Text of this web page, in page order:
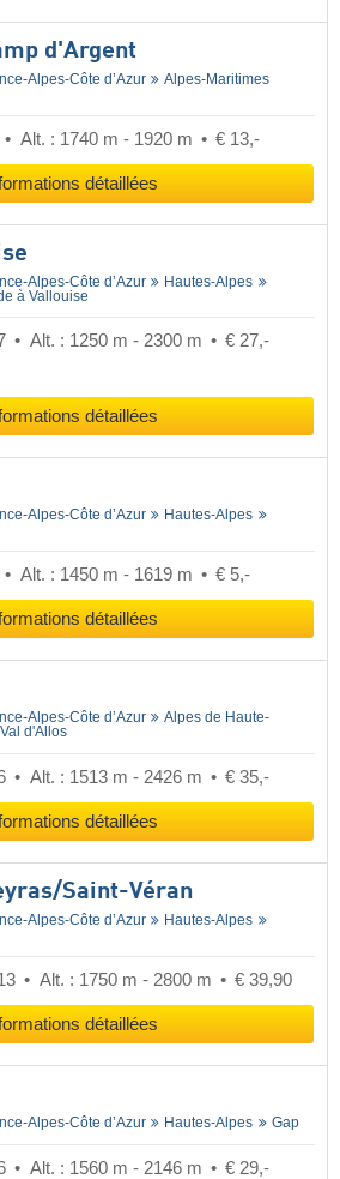
d'Argent
Alpes-Côte d’Azur
Alpes-Maritimes
Alt. : 1740 m - 1920 m € 13,-
détaillées
Alpes-Côte d’Azur
Hautes-Alpes
à Vallouise
Alt. : 1250 m - 2300 m
€ 27,-
détaillées
Alpes-Côte d’Azur
Hautes-Alpes
Alt. : 1450 m - 1619 m € 5,-
détaillées
Alpes-Côte d’Azur
Alpes de Haute-
Val d'Allos
Alt. : 1513 m - 2426 m € 35,-
détaillées
​Saint-Véran
Alpes-Côte d’Azur
Hautes-Alpes
Alt. : 1750 m - 2800 m € 39,90
détaillées
Alpes-Côte d’Azur Hautes-Alpes Gap
Alt. : 1560 m - 2146 m € 29,-